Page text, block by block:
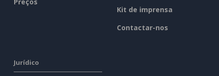
Kit de imprensa
Contactar-nos
Jurídico